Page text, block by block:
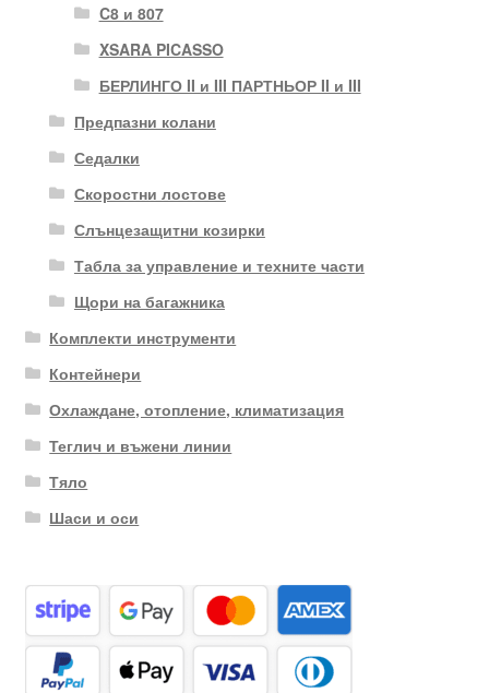
C8 и 807
XSARA PICASSO
БЕРЛИНГО II и III ПАРТНЬОР II и III
Предпазни колани
Седалки
Скоростни лостове
Слънцезащитни козирки
Табла за управление и техните части
Щори на багажника
Комплекти инструменти
Контейнери
Охлаждане, отопление, климатизация
Теглич и въжени линии
Тяло
Шаси и оси